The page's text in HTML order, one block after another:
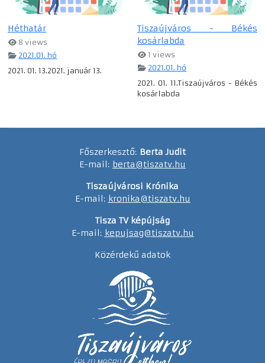
Héthatár
8 views
2021.01. hó
2021. 01. 13.2021. január 13.
Tiszaújváros - Békés
kosárlabda
1 views
2021.01. hó
2021. 01. 11.Tiszaújváros - Békés
kosárlabda
Főszerkesztő: Berta Judit
E-mail: berta@tiszatv.hu
Tiszaújvárosi Krónika
E-mail: kronika@tiszatv.hu
Tisza TV képújság
E-mail: kepujsag@tiszatv.hu
Közérdekű adatok